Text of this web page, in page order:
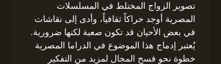
تصوير الزواج المختلط في المسلسلات
المصرية أوجد حراكاً ثقافياً، وأدى إلى نقاشات
في بعض الأحيان قد تكون صعبة لكنها ضرورية.
يُعتبر إدماج هذا الموضوع في الدراما المصرية
خطوة نحو فسح المجال لمزيد من التفكير